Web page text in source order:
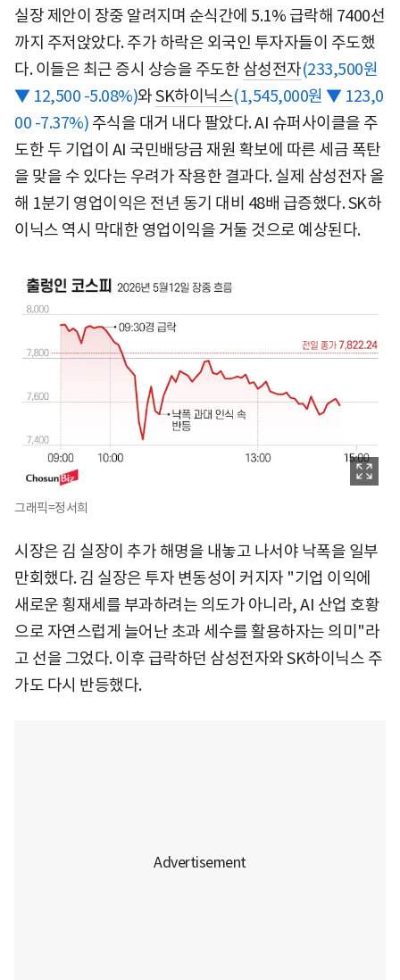
실장 제안이 장중 알려지며 순식간에 5.1% 급락해 7400선
까지 주저앉았다. 주가 하락은 외국인 투자자들이 주도했
다. 이들은 최근 증시 상승을 주도한 삼성전자(233,500원
▼ 12,500 -5.08%)와SK하이닉스(1,545,000원 ▼ 123,0
00 -7.37%) 주식을 대거 내다 팔았다. AI 슈퍼사이클을 주
도한 두 기업이 AI 국민배당금 재원 확보에 따른 세금 폭탄
을 맞을 수 있다는 우려가 작용한 결과다. 실제 삼성전자 올
해 1분기 영업이익은 전년 동기 대비 48배 급증했다. SK하
이닉스 역시 막대한 영업이익을 거둘 것으로 예상된다.
그래픽=정서희
시장은 김 실장이 추가 해명을 내놓고 나서야 낙폭을 일부
만회했다. 김 실장은 투자 변동성이 커지자 "기업 이익에
새로운 횡재세를 부과하려는 의도가 아니라, AI 산업 호황
으로 자연스럽게 늘어난 초과 세수를 활용하자는 의미"라
고 선을 그었다. 이후 급락하던 삼성전자와 SK하이닉스 주
가도 다시 반등했다.